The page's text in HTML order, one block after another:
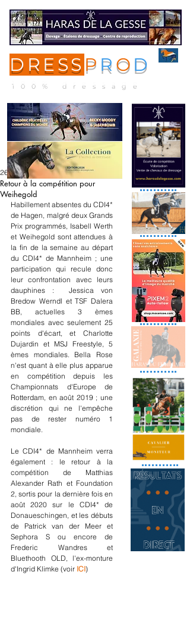
DRESS P R O D
100% dressage
Retour à la compétition pour
Weihegold
26 avr. 2021
Habillement absentes du CDI4*
de Hagen, malgré deux Grands
Prix programmés, Isabell Werth
et Weihegold sont attendues à
la fin de la semaine au départ
du CDI4* de Mannheim ; une
participation qui recule donc
leur confrontation avec leurs
dauphines :  Jessica von
Bredow Werndl et TSF Dalera
BB, actuelles 3 èmes
mondiales avec seulement 25
points d'écart, et Charlotte
Dujardin et MSJ Freestyle, 5
èmes mondiales. Bella Rose
n'est quant à elle plus apparue
en compétition depuis les
Championnats d'Europe de
Rotterdam, en août 2019 ; une
discrétion qui ne l'empêche
pas de rester numéro 1
mondiale.
Le CDI4* de Mannheim verra
également : le retour à la
compétition de Matthias
Alexander Rath et Foundation
2, sortis pour la dernière fois en
août 2020 sur le CDI4* de
Donaueschingen, et les débuts
de Patrick van der Meer et
Sephora S ou encore de
Frederic Wandres et
Bluethooth OLD, l'ex-monture
d'Ingrid Klimke (voir ICI)